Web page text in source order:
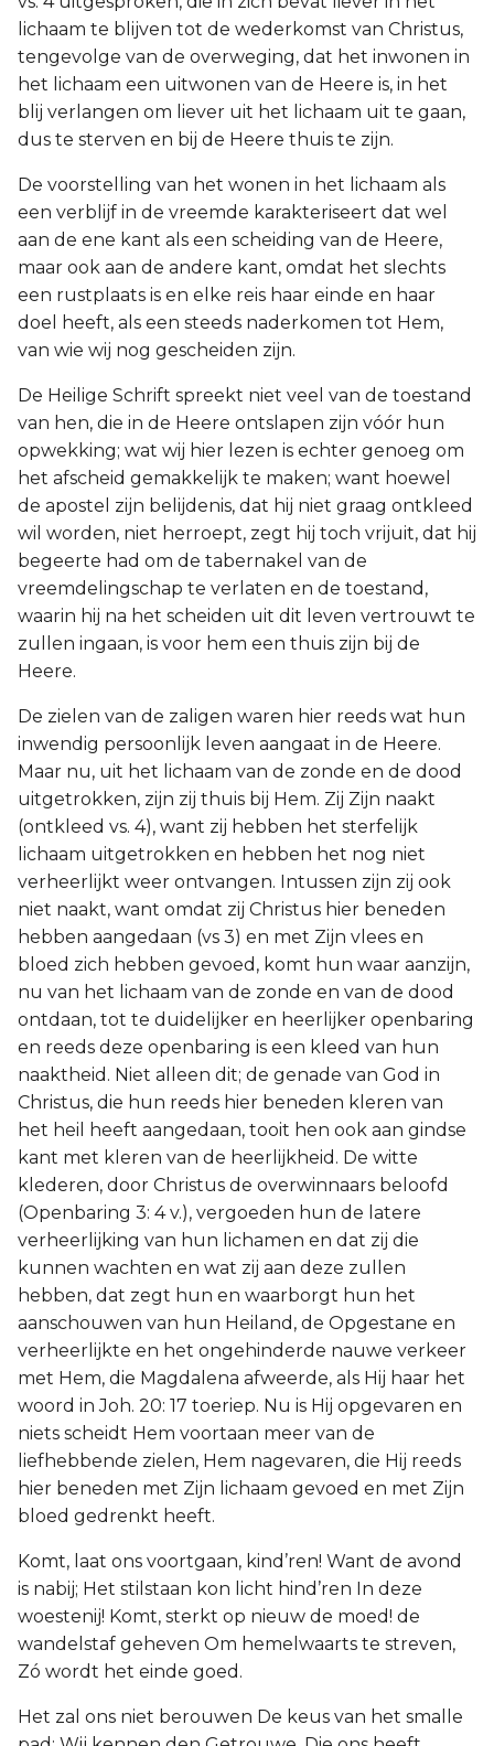
lichaam te blijven tot de wederkomst van Christus,
tengevolge van de overweging, dat het inwonen in
het lichaam een uitwonen van de Heere is, in het
blij verlangen om liever uit het lichaam uit te gaan,
dus te sterven en bij de Heere thuis te zijn.
De voorstelling van het wonen in het lichaam als
een verblijf in de vreemde karakteriseert dat wel
aan de ene kant als een scheiding van de Heere,
maar ook aan de andere kant, omdat het slechts
een rustplaats is en elke reis haar einde en haar
doel heeft, als een steeds naderkomen tot Hem,
van wie wij nog gescheiden zijn.
De Heilige Schrift spreekt niet veel van de toestand
van hen, die in de Heere ontslapen zijn vóór hun
opwekking; wat wij hier lezen is echter genoeg om
het afscheid gemakkelijk te maken; want hoewel
de apostel zijn belijdenis, dat hij niet graag ontkleed
wil worden, niet herroept, zegt hij toch vrijuit, dat hij
begeerte had om de tabernakel van de
vreemdelingschap te verlaten en de toestand,
waarin hij na het scheiden uit dit leven vertrouwt te
zullen ingaan, is voor hem een thuis zijn bij de
Heere.
De zielen van de zaligen waren hier reeds wat hun
inwendig persoonlijk leven aangaat in de Heere.
Maar nu, uit het lichaam van de zonde en de dood
uitgetrokken, zijn zij thuis bij Hem. Zij Zijn naakt
(ontkleed vs. 4), want zij hebben het sterfelijk
lichaam uitgetrokken en hebben het nog niet
verheerlijkt weer ontvangen. Intussen zijn zij ook
niet naakt, want omdat zij Christus hier beneden
hebben aangedaan (vs 3) en met Zijn vlees en
bloed zich hebben gevoed, komt hun waar aanzijn,
nu van het lichaam van de zonde en van de dood
ontdaan, tot te duidelijker en heerlijker openbaring
en reeds deze openbaring is een kleed van hun
naaktheid. Niet alleen dit; de genade van God in
Christus, die hun reeds hier beneden kleren van
het heil heeft aangedaan, tooit hen ook aan gindse
kant met kleren van de heerlijkheid. De witte
klederen, door Christus de overwinnaars beloofd
(Openbaring 3: 4 v.), vergoeden hun de latere
verheerlijking van hun lichamen en dat zij die
kunnen wachten en wat zij aan deze zullen
hebben, dat zegt hun en waarborgt hun het
aanschouwen van hun Heiland, de Opgestane en
verheerlijkte en het ongehinderde nauwe verkeer
met Hem, die Magdalena afweerde, als Hij haar het
woord in Joh. 20: 17 toeriep. Nu is Hij opgevaren en
niets scheidt Hem voortaan meer van de
liefhebbende zielen, Hem nagevaren, die Hij reeds
hier beneden met Zijn lichaam gevoed en met Zijn
bloed gedrenkt heeft.
Komt, laat ons voortgaan, kind’ren! Want de avond
is nabij; Het stilstaan kon licht hind’ren In deze
woestenij! Komt, sterkt op nieuw de moed! de
wandelstaf geheven Om hemelwaarts te streven,
Zó wordt het einde goed.
Het zal ons niet berouwen De keus van het smalle